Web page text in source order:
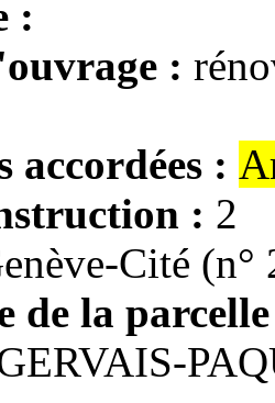
:
:
accordées :
: 2
Cité (n°
de la